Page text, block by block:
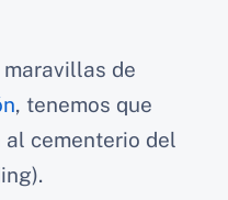
de
, tenemos que
al cementerio del